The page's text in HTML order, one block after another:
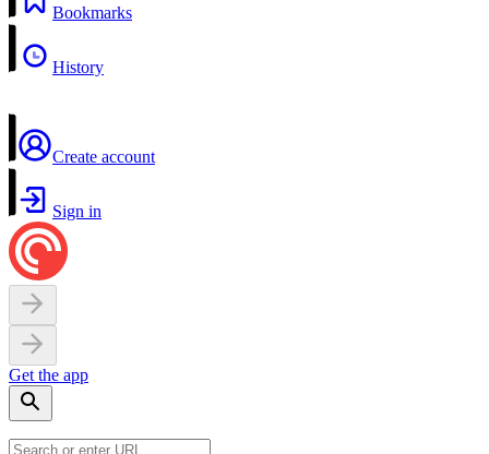
Bookmarks
History
Create account
Sign in
Get the app